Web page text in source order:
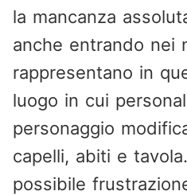
la mancanza
anche entrando nei
rappresentano in
luogo in cui
personaggio
capelli, abiti e
possibile